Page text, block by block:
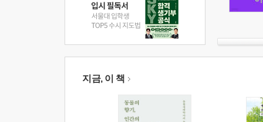
지금, 이 책